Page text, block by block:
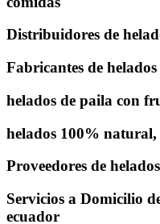
Distribuidores de
Fabricantes de
helados de paila con
helados 100%
Proveedores de
Servicios a Domicilio
ecuador